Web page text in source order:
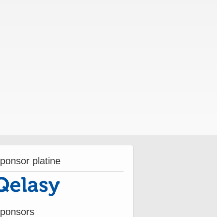
platine